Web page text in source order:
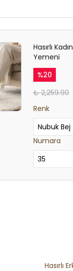
Hasırlı Kadın
Yemeni
%20
₺ 2,259.90
Renk
Numara
Hasırlı